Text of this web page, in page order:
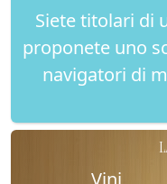
Siete titolari di
proponete uno
navigatori di
Vini